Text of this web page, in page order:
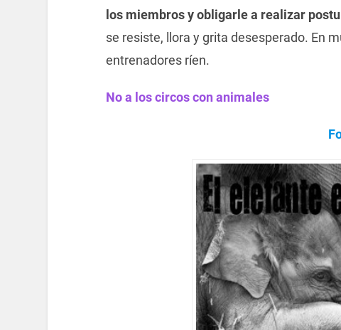
los miembros y obligarle a realizar
se resiste, llora y grita desesperado. En
entrenadores ríen.
No a los circos con animales